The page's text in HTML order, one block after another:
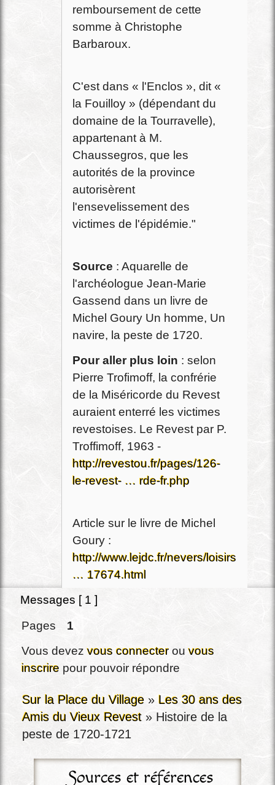
remboursement de cette
somme à Christophe
Barbaroux.
C'est dans « l'Enclos », dit «
la Fouilloy » (dépendant du
domaine de la Tourravelle),
appartenant à M.
Chaussegros, que les
autorités de la province
autorisèrent
l'ensevelissement des
victimes de l'épidémie."
Source : Aquarelle de
l'archéologue Jean-Marie
Gassend dans un livre de
Michel Goury Un homme, Un
navire, la peste de 1720.
Pour aller plus loin : selon
Pierre Trofimoff, la confrérie
de la Miséricorde du Revest
auraient enterré les victimes
revestoises. Le Revest par P.
Troffimoff, 1963 -
http://revestou.fr/pages/126-
le-revest- … rde-fr.php
Article sur le livre de Michel
Goury :
http://www.lejdc.fr/nevers/loisirs/art-
… 17674.html
Messages [ 1 ]
Pages
1
Vous devezvous connecterouvous
inscrire pour pouvoir répondre
Sur la Place du Village » Les 30 ans des
Amis du Vieux Revest » Histoire de la
peste de 1720-1721
Sources et références